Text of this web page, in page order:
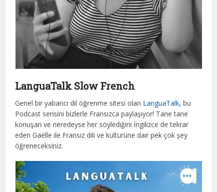
LanguaTalk Slow French
Genel bir yabancı dil öğrenme sitesi olan LanguaTalk, bu
Podcast serisini bizlerle Fransızca paylaşıyor! Tane tane
konuşan ve neredeyse her söylediğini İngilizce de tekrar
eden Gaëlle ile Fransız dili ve kültürüne dair pek çok şey
öğreneceksiniz.